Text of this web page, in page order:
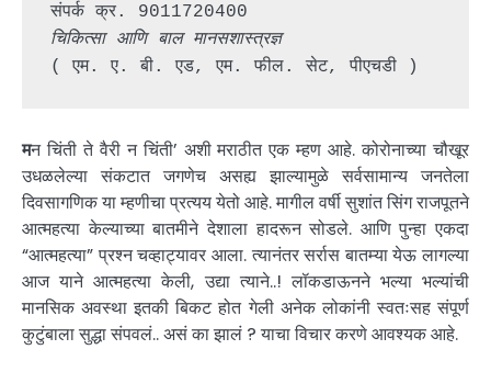
संपर्क क्र. 9011720400
चिकित्सा आणि बाल मानसशास्त्रज्ञ
( एम. ए. बी. एड, एम. फील. सेट, पीएचडी )
मन चिंती ते वैरी न चिंती’ अशी मराठीत एक म्हण आहे. कोरोनाच्या चौखूर
उधळलेल्या संकटात जगणेच असह्य झाल्यामुळे सर्वसामान्य जनतेला
दिवसागणिक या म्हणीचा प्रत्यय येतो आहे. मागील वर्षी सुशांत सिंग राजपूतने
आत्महत्या केल्याच्या बातमीने देशाला हादरून सोडले. आणि पुन्हा एकदा
“आत्महत्या” प्रश्न चव्हाट्यावर आला. त्यानंतर सर्रास बातम्या येऊ लागल्या
आज याने आत्महत्या केली, उद्या त्याने..! लॉकडाऊनने भल्या भल्यांची
मानसिक अवस्था इतकी बिकट होत गेली अनेक लोकांनी स्वतःसह संपूर्ण
कुटुंबाला सुद्धा संपवलं.. असं का झालं ? याचा विचार करणे आवश्यक आहे.